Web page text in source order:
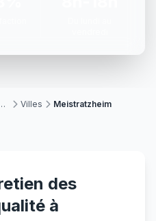
bâtiments Villes Meistratzheim
des
à